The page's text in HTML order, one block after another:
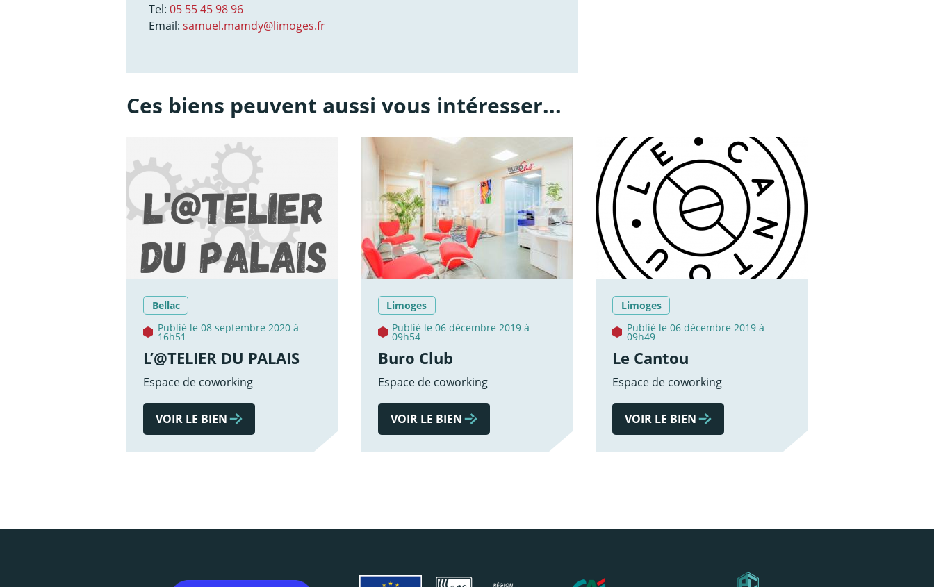
Tel: 05 55 45 98 96
Email: samuel.mamdy@limoges.fr
Ces biens peuvent aussi vous intéresser...
Bellac
Publié le 08 septembre 2020 à
16h51
L’@TELIER DU PALAIS
Espace de coworking
VOIR LE BIEN
Limoges
Publié le 06 décembre 2019 à
09h54
Buro Club
Espace de coworking
VOIR LE BIEN
Limoges
Publié le 06 décembre 2019 à
09h49
Le Cantou
Espace de coworking
VOIR LE BIEN